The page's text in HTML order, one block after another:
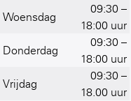
Woensdag
09:30 –
18:00 uur
Donderdag
09:30 –
18:00 uur
Vrijdag
09:30 –
18.00 uur